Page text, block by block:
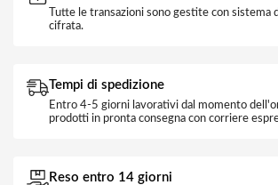
Tutte le transazioni sono gestite con sistema
cifrata.
Tempi di spedizione
Entro 4-5 giorni lavorativi dal momento
prodotti in pronta consegna con corriere
Reso entro 14 giorni